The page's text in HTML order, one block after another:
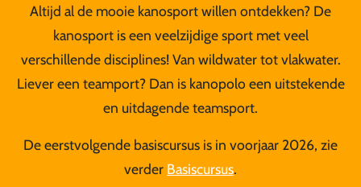
Altijd al de mooie kanosport willen ontdekken? De
kanosport is een veelzijdige sport met veel
verschillende disciplines! Van wildwater tot vlakwater.
Liever een teamport? Dan is kanopolo een uitstekende
en uitdagende teamsport.
De eerstvolgende basiscursus is in voorjaar 2026, zie
verder Basiscursus.